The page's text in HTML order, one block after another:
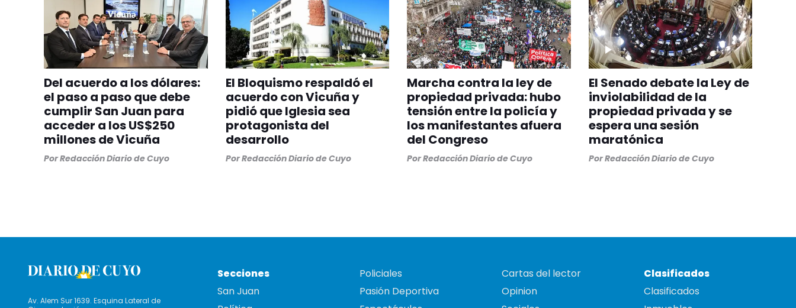
Del acuerdo a los dólares:
el paso a paso que debe
cumplir San Juan para
acceder a los US$250
millones de Vicuña
PorRedacción Diario de Cuyo
El Bloquismo respaldó el
acuerdo con Vicuña y
pidió que Iglesia sea
protagonista del
desarrollo
PorRedacción Diario de Cuyo
Marcha contra la ley de
propiedad privada: hubo
tensión entre la policía y
los manifestantes afuera
del Congreso
PorRedacción Diario de Cuyo
El Senado debate la Ley de
inviolabilidad de la
propiedad privada y se
espera una sesión
maratónica
PorRedacción Diario de Cuyo
Av. Alem Sur 1639. Esquina Lateral de
Secciones
San Juan
Policiales
Pasión Deportiva
Cartas del lector
Opinion
Clasificados
Clasificados